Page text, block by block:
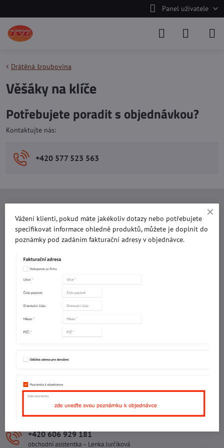
Panel uživatele
Drátěná šroubovina
Věšáky na klíče
Potřebujete poradit s objednávkou?
Kontaktujte nás:
+420 577 523 563
IČO: 60560908
DIČ: CZ5602130809
IČO: 29007356
Sídlo provozovny
Malotova 5264
Areál Svit Zlín
113. budova
760 01 ZLÍN
+420 602 781 706
Ing. Vojtěch Lečbych – ředitel
+420 606 929 181
obchodní asistentka – Lenka Jurčíková
Vážení klienti, pokud máte jakékoliv dotazy nebo potřebujete
specifikovat informace ohledně produktů, můžete je doplnit do
poznámky pod zadáním fakturační adresy v objednávce.